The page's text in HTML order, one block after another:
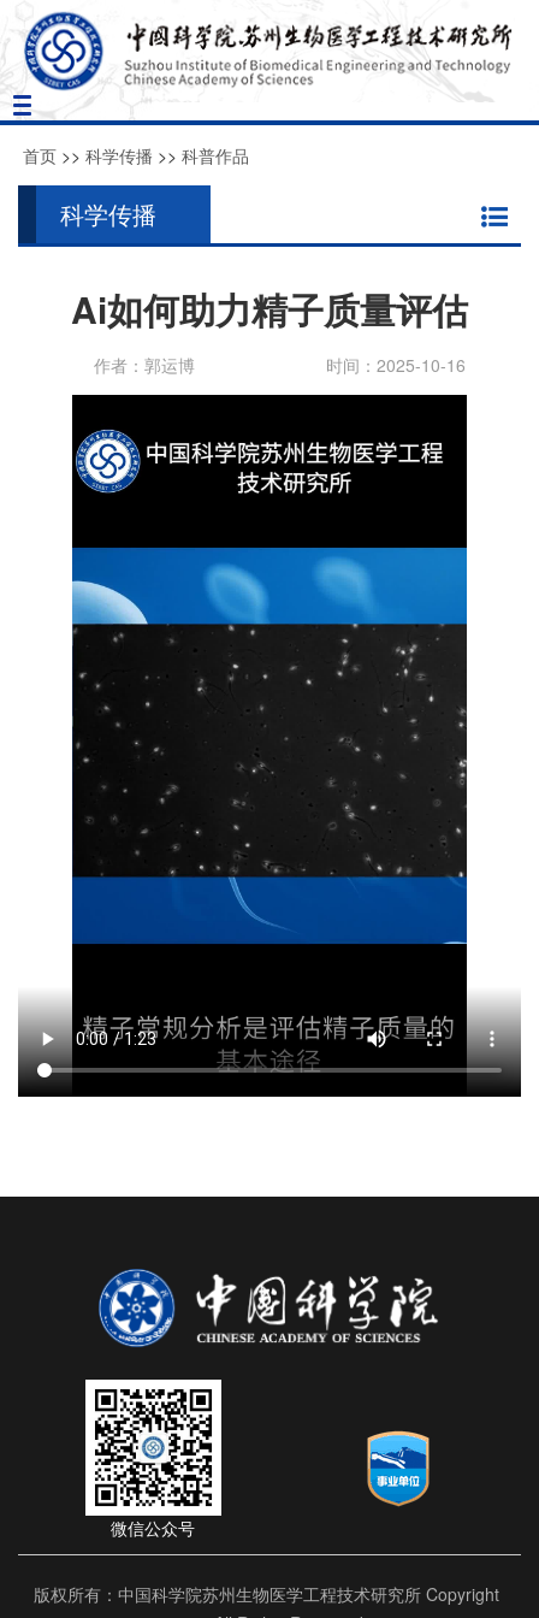
Toggle
navigation
首页 >> 科学传播 >> 科普作品
科学传播
Ai如何助力精子质量评估
作者：郭运博 时间：2025-10-16
微信公众号
版权所有：中国科学院苏州生物医学工程技术研究所 Copyright